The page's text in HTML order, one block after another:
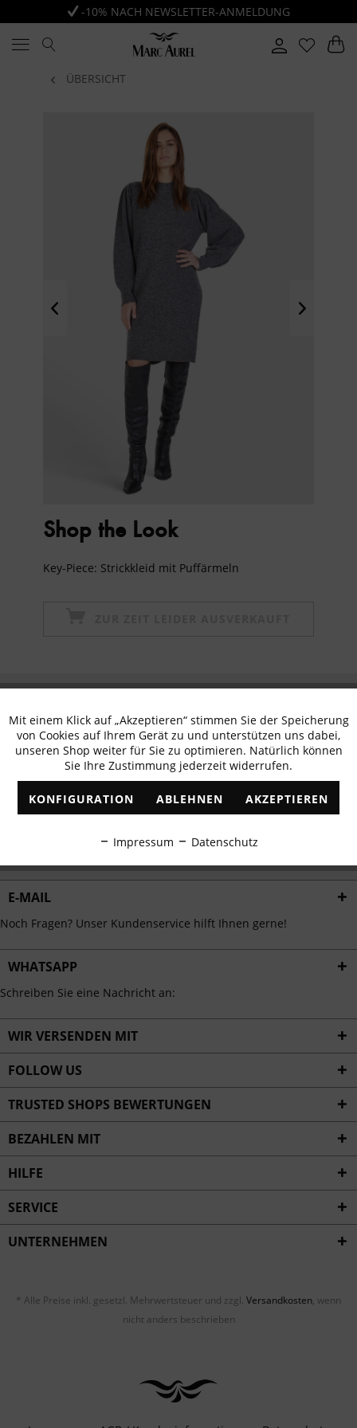
-10% NACH NEWSLETTER-ANMELDUNG
ÜBERSICHT
Shop the Look
Key-Piece: Strickkleid mit Puffärmeln
erhalten
✓ Exklusive Angebote ✓ Die aktuellsten Trends
E-MAIL
Noch Fragen? Unser Kundenservice hilft Ihnen gerne!
WHATSAPP
Schreiben Sie eine Nachricht an:
WIR VERSENDEN MIT
FOLLOW US
TRUSTED SHOPS BEWERTUNGEN
BEZAHLEN MIT
HILFE
SERVICE
UNTERNEHMEN
* Alle Preise inkl. gesetzl. Mehrwertsteuer und zzgl. Versandkosten, wenn
nicht anders beschrieben
Funktionale Aktiv
Marketing Inaktiv
Tracking Inaktiv
Personalisierung Inaktiv
Service
Mit einem Klick auf „Akzeptieren“ stimmen Sie der Speicherung
von Cookies auf Ihrem Gerät zu und unterstützen uns dabei,
unseren Shop weiter für Sie zu optimieren. Natürlich können
Sie Ihre Zustimmung jederzeit widerrufen.
KONFIGURATION ABLEHNEN AKZEPTIEREN
Impressum Datenschutz